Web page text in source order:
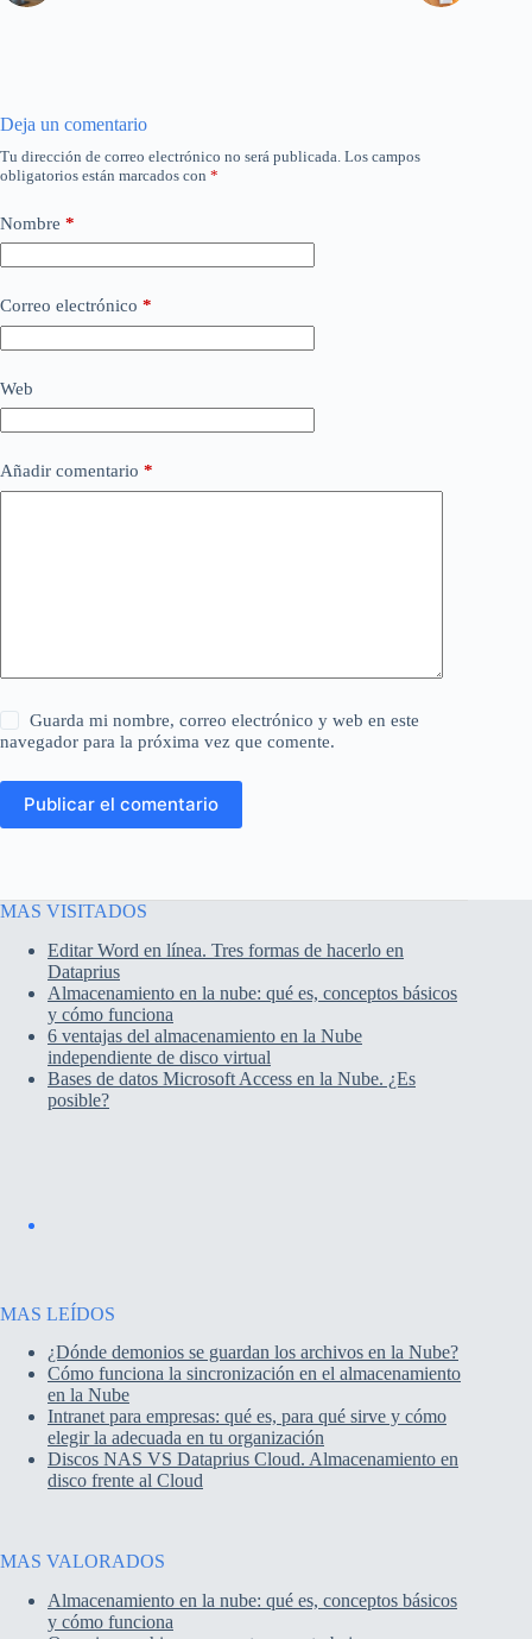
Deja un comentario
Tu dirección de correo electrónico no será publicada. Los campos
obligatorios están marcados con *
Nombre *
Correo electrónico *
Web
Añadir comentario *
Guarda mi nombre, correo electrónico y web en este
navegador para la próxima vez que comente.
Publicar el comentario
MAS VISITADOS
Editar Word en línea. Tres formas de hacerlo en
Dataprius
Almacenamiento en la nube: qué es, conceptos básicos
y cómo funciona
6 ventajas del almacenamiento en la Nube
independiente de disco virtual
Bases de datos Microsoft Access en la Nube. ¿Es
posible?
MAS LEÍDOS
¿Dónde demonios se guardan los archivos en la Nube?
Cómo funciona la sincronización en el almacenamiento
en la Nube
Intranet para empresas: qué es, para qué sirve y cómo
elegir la adecuada en tu organización
Discos NAS VS Dataprius Cloud. Almacenamiento en
disco frente al Cloud
MAS VALORADOS
Almacenamiento en la nube: qué es, conceptos básicos
y cómo funciona